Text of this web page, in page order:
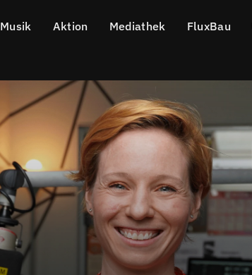
Musik Aktion Mediathek FluxBau